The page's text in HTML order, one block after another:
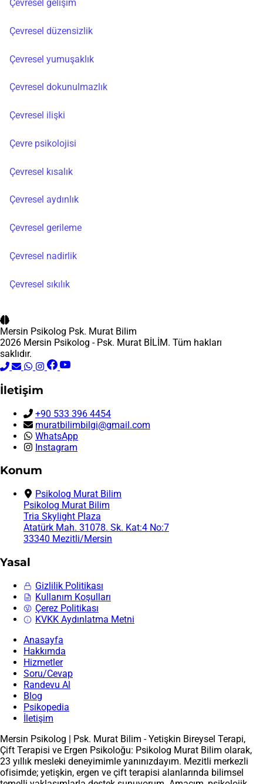
Çevresel gelişim
Çevresel düzensizlik
Çevresel yumuşaklık
Çevresel dokunulmazlık
Çevresel ilişki
Çevre psikolojisi
Çevresel kısalık
Çevresel aydınlık
Çevresel gerileme
Çevresel nadirlik
Çevresel sıkılık
Mersin Psikolog Psk. Murat Bilim
2026 Mersin Psikolog - Psk. Murat BİLİM. Tüm hakları
saklıdır.
İletişim
+90 533 396 4454
muratbilimbilgi@gmail.com
WhatsApp
Instagram
Konum
Psikolog Murat Bilim
Psikolog Murat Bilim
Tria Skylight Plaza
Atatürk Mah. 31078. Sk. Kat:4 No:7
33340 Mezitli/Mersin
Yasal
Gizlilik Politikası
Kullanım Koşulları
Çerez Politikası
KVKK Aydınlatma Metni
Anasayfa
Hakkımda
Hizmetler
Soru/Cevap
Randevu Al
Blog
Psikopedia
İletişim
Mersin Psikolog | Psk. Murat Bilim - Yetişkin Bireysel Terapi,
Çift Terapisi ve Ergen Psikoloğu: Psikolog Murat Bilim olarak,
23 yıllık mesleki deneyimimle yanınızdayım. Mezitli merkezli
ofisimde; yetişkin, ergen ve çift terapisi alanlarında bilimsel